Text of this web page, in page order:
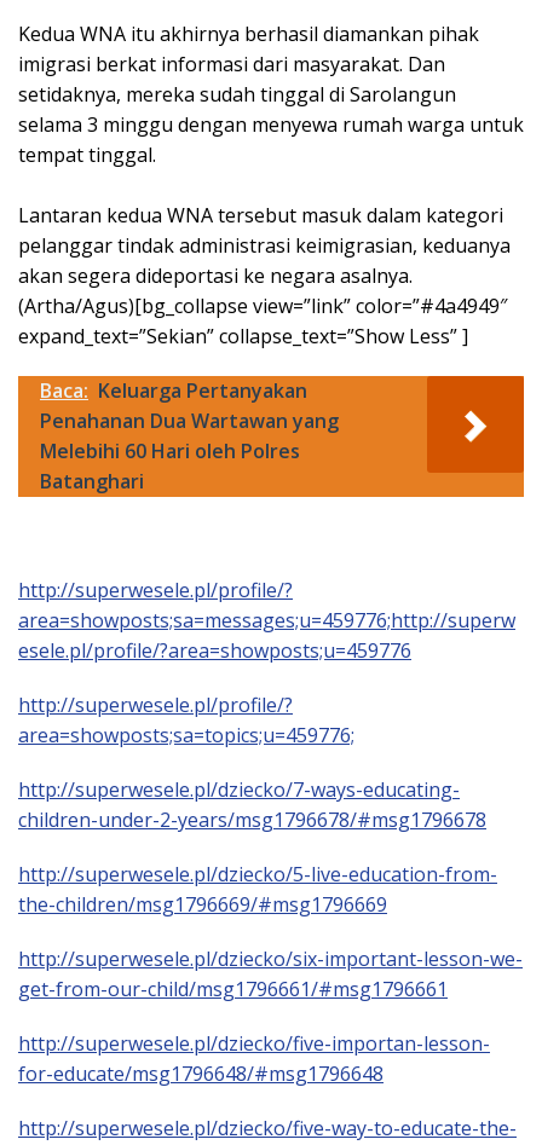
Kedua WNA itu akhirnya berhasil diamankan pihak
imigrasi berkat informasi dari masyarakat. Dan
setidaknya, mereka sudah tinggal di Sarolangun
selama 3 minggu dengan menyewa rumah warga untuk
tempat tinggal.
Lantaran kedua WNA tersebut masuk dalam kategori
pelanggar tindak administrasi keimigrasian, keduanya
akan segera dideportasi ke negara asalnya.
(Artha/Agus)[bg_collapse view=”link” color=”#4a4949″
expand_text=”Sekian” collapse_text=”Show Less” ]
Baca: Keluarga Pertanyakan
Penahanan Dua Wartawan yang
Melebihi 60 Hari oleh Polres
Batanghari
http://superwesele.pl/profile/?
area=showposts;sa=messages;u=459776;http://superw
esele.pl/profile/?area=showposts;u=459776
http://superwesele.pl/profile/?
area=showposts;sa=topics;u=459776;
http://superwesele.pl/dziecko/7-ways-educating-
children-under-2-years/msg1796678/#msg1796678
http://superwesele.pl/dziecko/5-live-education-from-
the-children/msg1796669/#msg1796669
http://superwesele.pl/dziecko/six-important-lesson-we-
get-from-our-child/msg1796661/#msg1796661
http://superwesele.pl/dziecko/five-importan-lesson-
for-educate/msg1796648/#msg1796648
http://superwesele.pl/dziecko/five-way-to-educate-the-